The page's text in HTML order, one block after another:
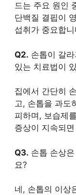
드는 주요 원인
단백질 결핍이
섭취가 중요합
Q2. 손톱이 갈
있는 치료법이
집에서 간단히
고, 손톱을 과도
피하며, 보습제
증상이 지속되
Q3. 손톱 손상
요?
네, 손톱의 이상